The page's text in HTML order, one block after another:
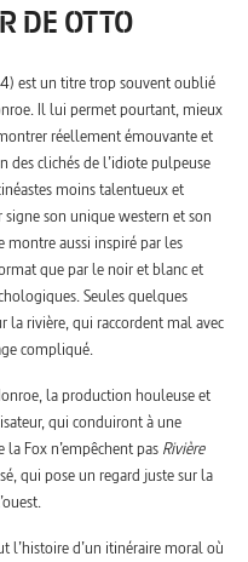
DE OTTO
est un titre trop souvent oublié
Il lui permet pourtant, mieux
réellement émouvante et
des clichés de l’idiote pulpeuse
moins talentueux et
son unique western et son
montre aussi inspiré par les
que par le noir et blanc et
Seules quelques
la rivière, qui raccordent mal avec
compliqué.
la production houleuse et
qui conduiront à une
Fox n’empêchent pas Rivière
qui pose un regard juste sur la
l’histoire d’un itinéraire moral où